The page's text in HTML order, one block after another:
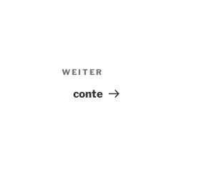
Beitrag
WEITER
conte